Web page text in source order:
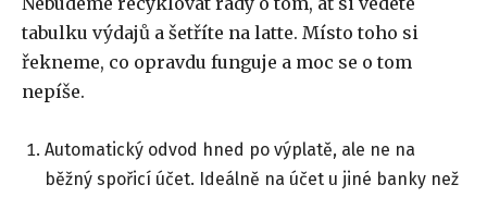
tabulku výdajů a šetříte na latte. Místo toho si
řekneme, co opravdu funguje a moc se o tom
nepíše.
Automatický odvod hned po výplatě, ale ne na
běžný spořicí účet. Ideálně na účet u jiné banky než